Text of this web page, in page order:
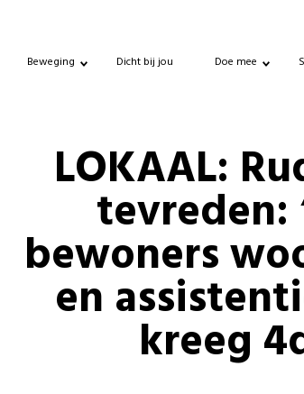
Beweging Dicht bij jou Doe mee
LOKAAL:
tevreden:
bewoners
en
kreeg